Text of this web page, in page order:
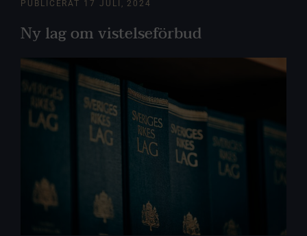
PUBLICERAT 17 JULI, 2024
Ny lag om vistelseförbud